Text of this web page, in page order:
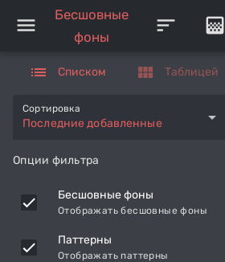
menu
Бесшовные
фоны
sort gradient
list Списком view_module Таблицей
Последние добавленные
Сортировка arrow_drop_down
Опции фильтра
Бесшовные фоны
Отображать бесшовные фоны
Паттерны
Отображать паттерны